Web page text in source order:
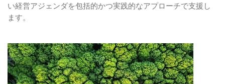
い経営アジェンダを包括的かつ実践的なアプローチで支援し
ます。